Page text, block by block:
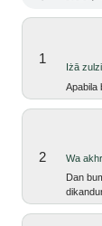
1
iżā
2
wa
dan bumi telah mengeluarkan beban-beban berat (yang